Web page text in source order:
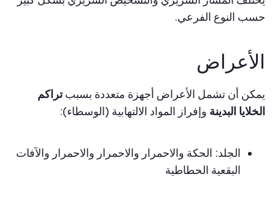
حسب النوع الفرعي.
الأعراض
يمكن أن تشمل الأعراض أجهزة متعددة بسببتراكم
الخلايا البدينة وإفراز المواد الالتهابية (الوسطاء):
الجلد: الحكة والاحمرار والاحمرار والاحمرار والآفات
البقعية الحطاطية